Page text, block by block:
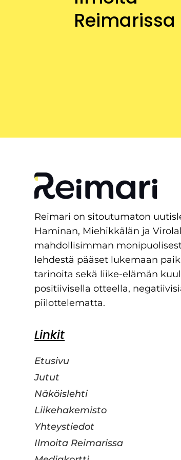
Reimarissa
Reimari on sitoutumaton
Haminan, Miehikkälän ja
mahdollisimman
lehdestä pääset lukemaan
tarinoita sekä liike-elämän
positiivisella otteella,
piilottelematta.
Linkit
Etusivu
Jutut
Näköislehti
Liikehakemisto
Yhteystiedot
Ilmoita Reimarissa